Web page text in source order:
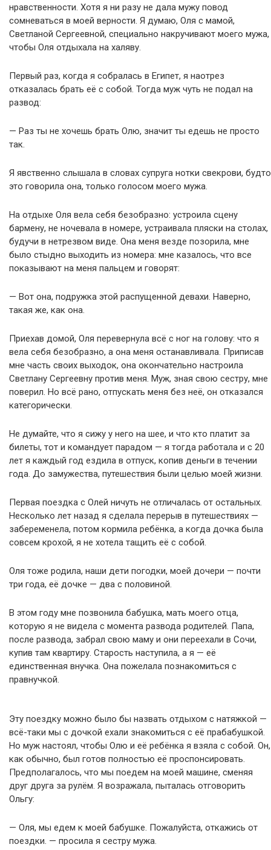
нравственности. Хотя я ни разу не дала мужу повод
сомневаться в моей верности. Я думаю, Оля с мамой,
Светланой Сергеевной, специально накручивают моего мужа,
чтобы Оля отдыхала на халяву.
Первый раз, когда я собралась в Египет, я наотрез
отказалась брать её с собой. Тогда муж чуть не подал на
развод:
— Раз ты не хочешь брать Олю, значит ты едешь не просто
так.
Я явственно слышала в словах супруга нотки свекрови, будто
это говорила она, только голосом моего мужа.
На отдыхе Оля вела себя безобразно: устроила сцену
бармену, не ночевала в номере, устраивала пляски на столах,
будучи в нетрезвом виде. Она меня везде позорила, мне
было стыдно выходить из номера: мне казалось, что все
показывают на меня пальцем и говорят:
— Вот она, подружка этой распущенной девахи. Наверно,
такая же, как она.
Приехав домой, Оля перевернула всё с ног на голову: что я
вела себя безобразно, а она меня останавливала. Приписав
мне часть своих выходок, она окончательно настроила
Светлану Сергеевну против меня. Муж, зная свою сестру, мне
поверил. Но всё рано, отпускать меня без неё, он отказался
категорически.
Не думайте, что я сижу у него на шее, и что кто платит за
билеты, тот и командует парадом — я тогда работала и с 20
лет я каждый год ездила в отпуск, копив деньги в течении
года. До замужества, путешествия были целью моей жизни.
Первая поездка с Олей ничуть не отличалась от остальных.
Несколько лет назад я сделала перерыв в путешествиях —
забеременела, потом кормила ребёнка, а когда дочка была
совсем крохой, я не хотела тащить её с собой.
Оля тоже родила, наши дети погодки, моей дочери — почти
три года, её дочке — два с половиной.
В этом году мне позвонила бабушка, мать моего отца,
которую я не видела с момента развода родителей. Папа,
после развода, забрал свою маму и они переехали в Сочи,
купив там квартиру. Старость наступила, а я — её
единственная внучка. Она пожелала познакомиться с
правнучкой.
Эту поездку можно было бы назвать отдыхом с натяжкой —
всё-таки мы с дочкой ехали знакомиться с её прабабушкой.
Но муж настоял, чтобы Олю и её ребёнка я взяла с собой. Он,
как обычно, был готов полностью её проспонсировать.
Предполагалось, что мы поедем на моей машине, сменяя
друг друга за рулём. Я возражала, пыталась отговорить
Ольгу:
— Оля, мы едем к моей бабушке. Пожалуйста, откажись от
поездки. — просила я сестру мужа.